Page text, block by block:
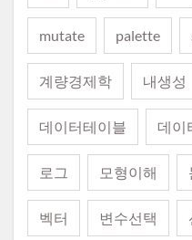
mutate palette
계량경제학 내생성
데이터테이블 데이
로그 모형이해
벡터 변수선택